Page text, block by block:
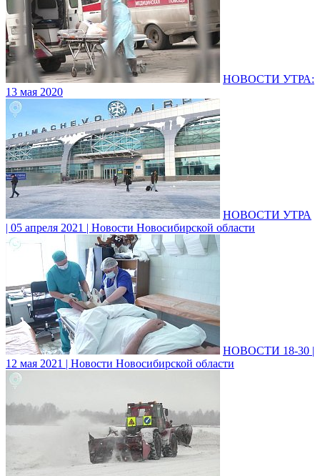
НОВОСТИ УТРА:
13 мая 2020
НОВОСТИ УТРА
| 05 апреля 2021 | Новости Новосибирской области
НОВОСТИ 18-30 |
12 мая 2021 | Новости Новосибирской области